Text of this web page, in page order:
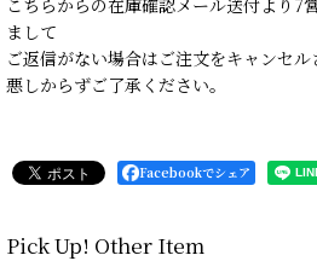
まして
ご返信がない場合はご注文をキャンセル
悪しからずご了承ください。
Facebookでシェア
Pick Up! Other Item